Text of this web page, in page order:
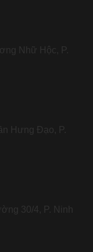
Nhữ Hộc, P.
Hưng Đạo, P.
30/4, P. Ninh